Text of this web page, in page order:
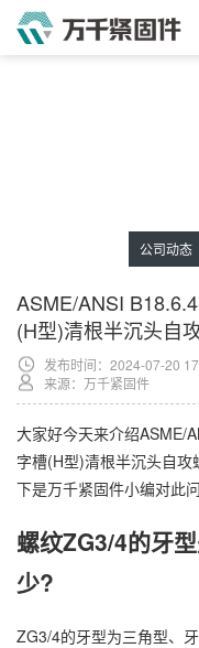
公司动态
ASME/ANSI
(H型)清根半沉头自
发布时间：2024-07-20
来源：万千紧固件
大家好今天来介绍ASME/
字槽(H型)清根半沉头自
下是万千紧固件小编对此
螺纹ZG3/4的牙
少?
ZG3/4的牙型为三角型、